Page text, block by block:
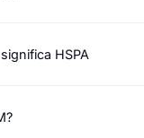
HSPA